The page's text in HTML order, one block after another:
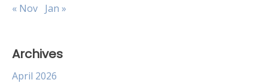
« Nov Jan »
Archives
April 2026